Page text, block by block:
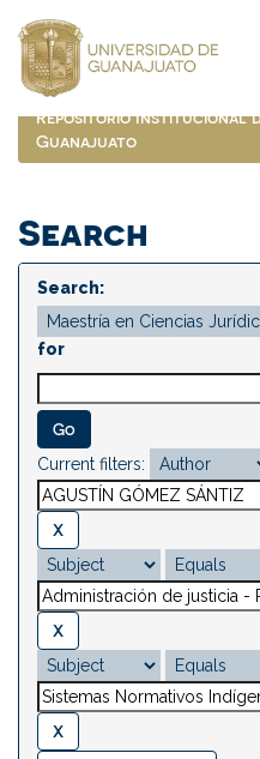
navigation
Repositorio Institucional
Guanajuato
Search
Search:
for
Current filters: